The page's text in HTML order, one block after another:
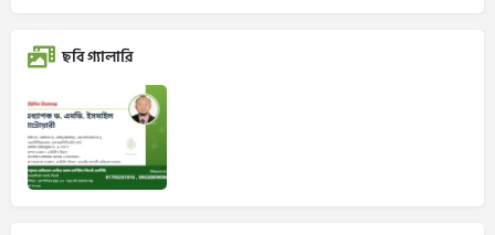
ছবি গ্যালারি